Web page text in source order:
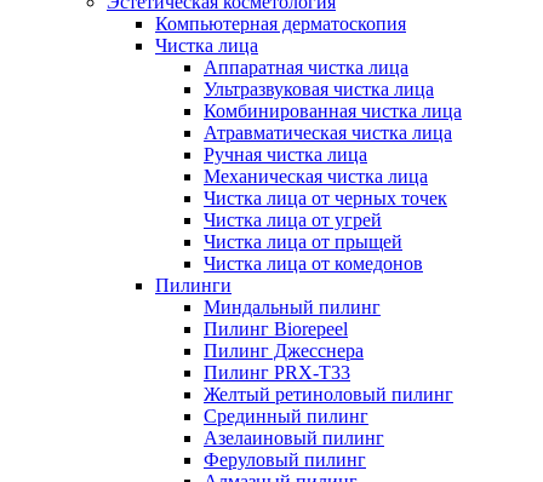
Компьютерная дерматоскопия
Чистка лица
Аппаратная чистка лица
Ультразвуковая чистка лица
Комбинированная чистка лица
Атравматическая чистка лица
Ручная чистка лица
Механическая чистка лица
Чистка лица от черных точек
Чистка лица от угрей
Чистка лица от прыщей
Чистка лица от комедонов
Пилинги
Миндальный пилинг
Пилинг Biorepeel
Пилинг Джесснера
Пилинг PRX-T33
Желтый ретиноловый пилинг
Срединный пилинг
Азелаиновый пилинг
Феруловый пилинг